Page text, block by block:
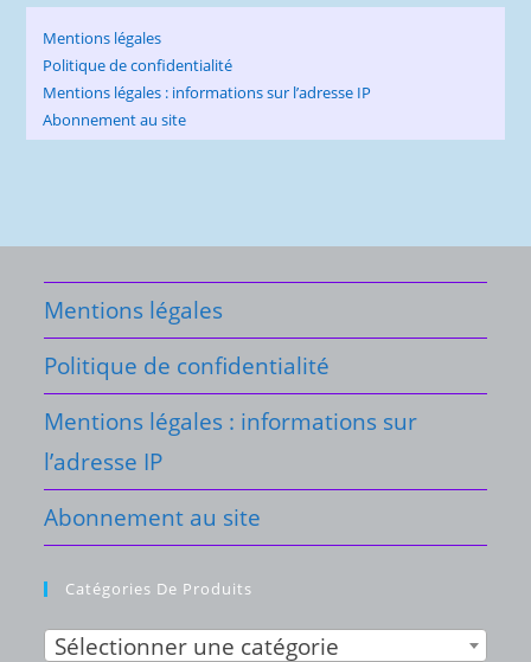
Mentions légales
Politique de confidentialité
Mentions légales : informations sur l’adresse IP
Abonnement au site
Mentions légales
Politique de confidentialité
Mentions légales : informations sur
l’adresse IP
Abonnement au site
Catégories De Produits
Sélectionner une catégorie